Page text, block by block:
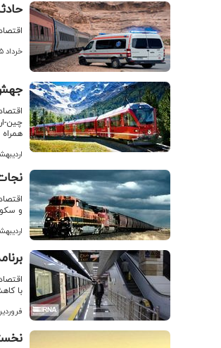
۱۱ خرداد ۱۴۰۵
جهش
چین-
۲۶
و
۱۰
با
۲۱ فروردین